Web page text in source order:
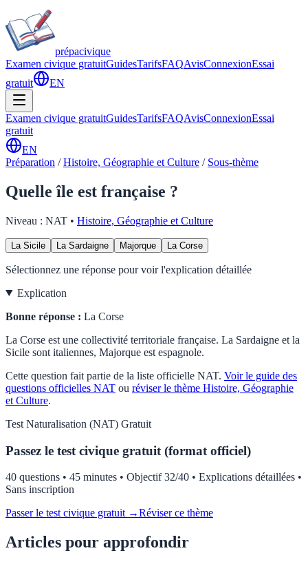
prépacivique
Examen civique gratuitGuidesTarifsFAQAvisConnexionEssai
gratuit
EN
Examen civique gratuitGuidesTarifsFAQAvisConnexionEssai
gratuit
EN
Préparation /Histoire, Géographie et Culture / Sous-thème
Quelle île est française ?
Niveau : NAT • Histoire, Géographie et Culture
La Sicile La Sardaigne Majorque La Corse
Sélectionnez une réponse pour voir l'explication détaillée
Explication
Bonne réponse : La Corse
La Corse est une collectivité territoriale française. La Sardaigne et la
Sicile sont italiennes, Majorque est espagnole.
Cette question fait partie de la liste officielle NAT. Voir le guide des
questions officielles NAT ou réviser le thème Histoire, Géographie
et Culture.
Test Naturalisation (NAT) Gratuit
Passez le test civique gratuit (format officiel)
40 questions • 45 minutes • Objectif 32/40 • Explications détaillées •
Sans inscription
Passer le test civique gratuit →Réviser ce thème
Articles pour approfondir